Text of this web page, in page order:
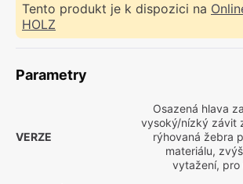
Tento produkt je k dispozici na
HOLZ
Parametry
VERZE
Osazená hlava
vysoký/nízký závit
rýhovaná žebra
materiálu,
vytažení, pro